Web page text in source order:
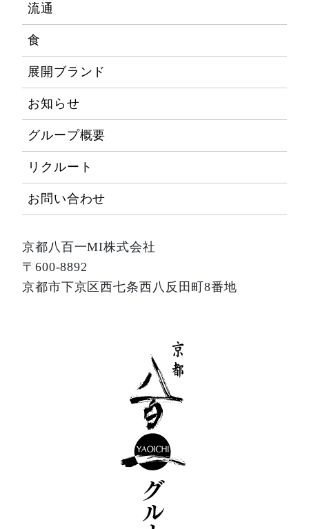
流通
食
展開ブランド
お知らせ
グループ概要
リクルート
お問い合わせ
京都八百一MI株式会社
〒600-8892
京都市下京区西七条西八反田町8番地